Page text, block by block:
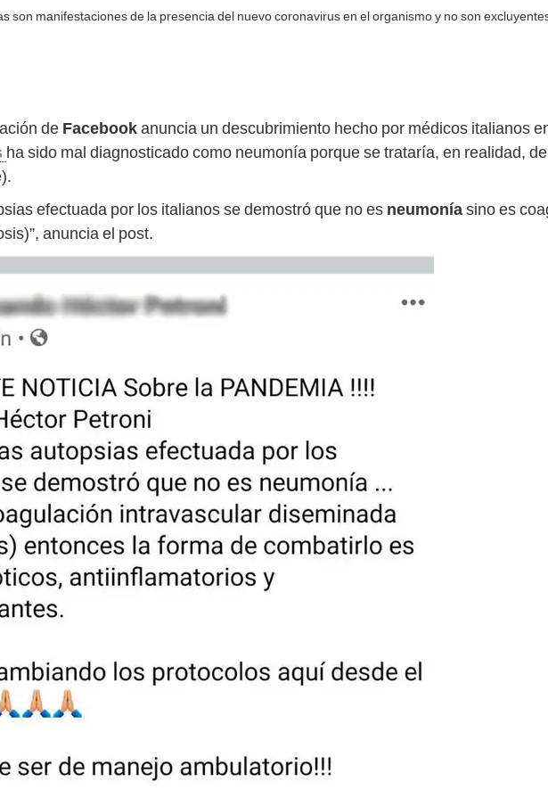
son manifestaciones de la presencia del nuevo coronavirus en el organismo y no son
de Facebookanuncia un descubrimiento hecho por médicos italianos
ha sido mal diagnosticado como neumonía porque se trataría, en realidad,
efectuada por los italianos se demostró que no es neumoníasino es
anuncia el post.